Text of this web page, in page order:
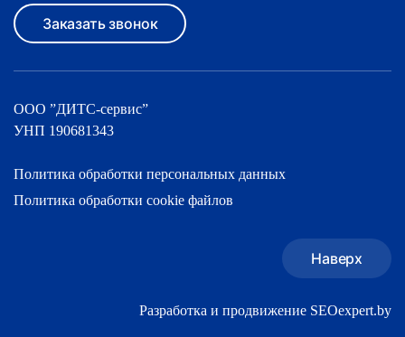
Заказать звонок
ООО ”ДИТС-cервис”
УНП 190681343
Политика обработки персональных данных
Политика обработки cookie файлов
Наверх
Разработка и продвижение SEOexpert.by